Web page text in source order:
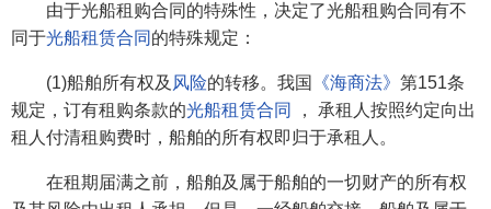
由于光船租购合同的特殊性，决定了光船租购合同有不
同于光船租赁合同 的特殊规定：
(1)船舶所有权及 风险的转移。我国 《海商法》 第151条
规定，订有租购条款的光船租赁合同
， 承租人按照约定向出
租人付清租购费时，船舶的所有权即归于承租人。
在租期届满之前，船舶及属于船舶的一切财产的所有权